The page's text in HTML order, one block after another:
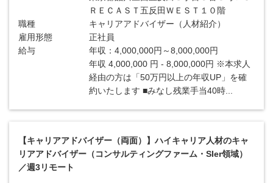
ＲＥＣＡＳＴ五反田ＷＥＳＴ１０階
職種
キャリアアドバイザー（人材紹介）
雇用形態
正社員
給与
年収：4,000,000円～8,000,000円
年収 4,000,000 円 - 8,000,000円 ※本求人
経由の方は「50万円以上の年収UP」を確
約いたします ■みなし残業手当40時...
【キャリアアドバイザー（両面）】ハイキャリア人材のキャ
リアアドバイザー（コンサルティングファーム・SIer領域）
／週3リモート